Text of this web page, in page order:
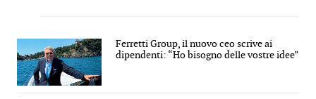
Ferretti Group, il nuovo ceo scrive ai
dipendenti: “Ho bisogno delle vostre idee”